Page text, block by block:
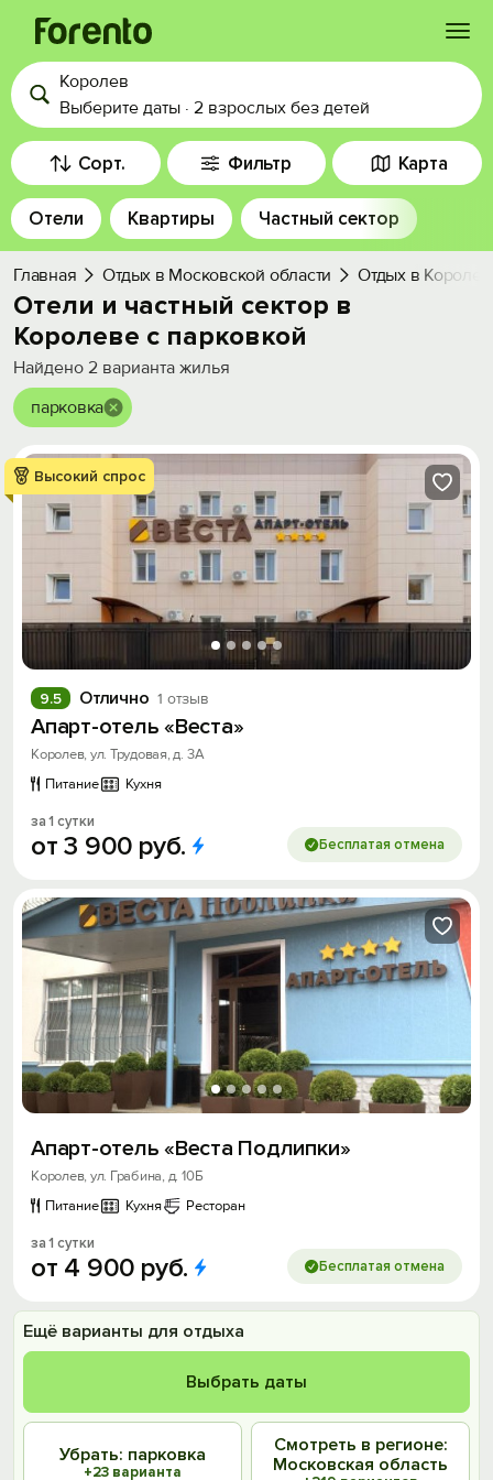
Войти
Избранное
История просмотра
Добавить свой объект
Королев
Выберите даты · 2 взрослых без детей
Сорт. Фильтр Карта
Отели Квартиры Частный сектор
Главная Отдых в Московской области Отдых в
Отели и частный сектор в
Королеве с парковкой
Найдено 2 варианта жилья
парковка
Высокий спрос
Отлично 1 отзыв
9.5
Апарт-отель «Веста»
Королев, ул. Трудовая, д. 3А
Питание
Кухня
за 1 сутки
от3 900 руб. Бесплатая отмена
Апарт-отель «Веста Подлипки»
Королев, ул. Грабина, д. 10Б
Питание
Кухня Ресторан
за 1 сутки
от 4 900 руб. Бесплатая отмена
Ещё варианты для отдыха
Выбрать даты
Убрать: парковка
+23 варианта
Смотреть в регионе:
Московская область